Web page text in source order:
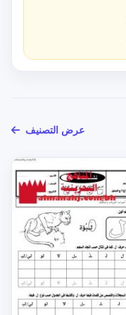
عرض التصنيف